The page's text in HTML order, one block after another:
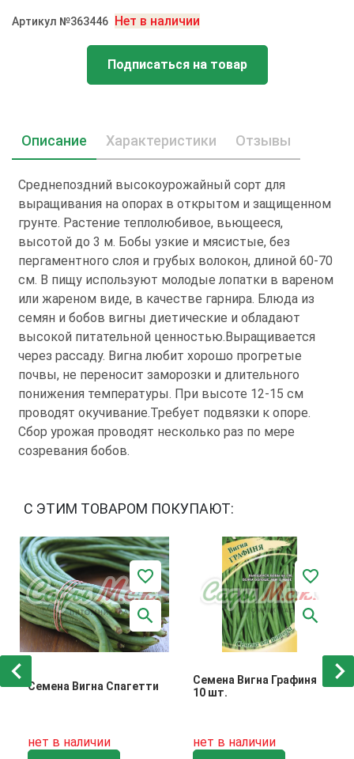
Артикул №363446 Нет в наличии
Подписаться на товар
Описание Характеристики Отзывы
Среднепоздний высокоурожайный сорт для
выращивания на опорах в открытом и защищенном
грунте. Растение теплолюбивое, вьющееся,
высотой до 3 м. Бобы узкие и мясистые, без
пергаментного слоя и грубых волокон, длиной 60-70
см. В пищу используют молодые лопатки в вареном
или жареном виде, в качестве гарнира. Блюда из
семян и бобов вигны диетические и обладают
высокой питательной ценностью.Выращивается
через рассаду. Вигна любит хорошо прогретые
почвы, не переносит заморозки и длительного
понижения температуры. При высоте 12-15 см
проводят окучивание.Требует подвязки к опоре.
Сбор урожая проводят несколько раз по мере
созревания бобов.
С ЭТИМ ТОВАРОМ ПОКУПАЮТ:
Семена Вигна Спагетти
нет в наличии
Семена Вигна Графиня
10 шт.
нет в наличии